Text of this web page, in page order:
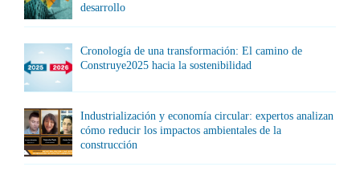
desarrollo
Cronología de una transformación: El camino de
Construye2025 hacia la sostenibilidad
Industrialización y economía circular: expertos analizan
cómo reducir los impactos ambientales de la
construcción